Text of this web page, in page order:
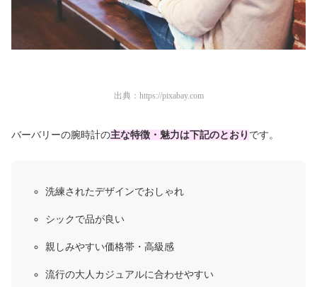
出典： https://pixabay.com
バーバリーの腕時計の主な特徴・魅力は下記のとおり です。
洗練されたデザインでおしゃれ
シックで品が良い
親しみやすい価格帯・高級感
流行の大人カジュアルに合わせやすい